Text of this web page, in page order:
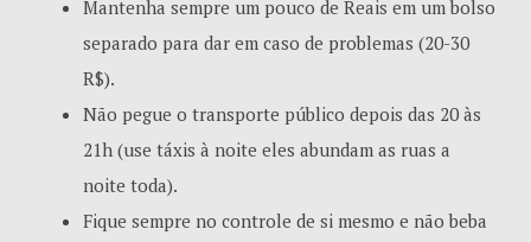
Mantenha sempre um pouco de Reais em um bolso
separado para dar em caso de problemas (20-30
R$).
Não pegue o transporte público depois das 20 às
21h (use táxis à noite eles abundam as ruas a
noite toda).
Fique sempre no controle de si mesmo e não beba